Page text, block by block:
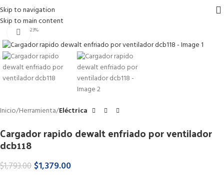
Skip to navigation
Skip to main content
-23%
Haga Click para agrandar
Inicio Herramienta Eléctrica
Cargador rapido dewalt enfriado por ventilador
dcb118
$1,793.00 $1,379.00